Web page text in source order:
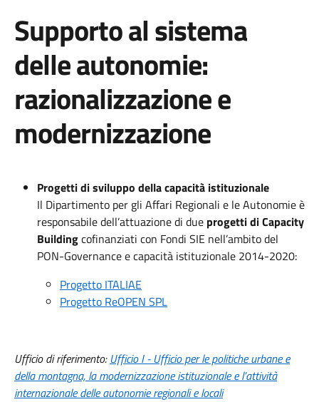
Supporto al sistema
delle autonomie:
razionalizzazione e
modernizzazione
Progetti di sviluppo della capacità istituzionale
Il Dipartimento per gli Affari Regionali e le Autonomie è
responsabile dell’attuazione di due progetti di Capacity
Buildingcofinanziati con Fondi SIE nell’ambito del
PON-Governance e capacità istituzionale 2014-2020:
Progetto ITALIAE
Progetto ReOPEN SPL
Ufficio di riferimento:Ufficio I - Ufficio per le politiche urbane e
della montagna, la modernizzazione istituzionale e l’attività
internazionale delle autonomie regionali e locali